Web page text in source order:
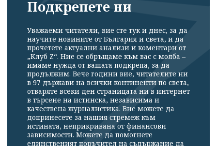
Подкрепете ни
Уважаеми читатели, вие сте тук и днес, за да
научите новините от България и света, и да
прочетете актуални анализи и коментари от
„Клуб Z“. Ние се обръщаме към вас с молба –
имаме нужда от вашата подкрепа, за да
продължим. Вече години вие, читателите ни
в 97 държави на всички континенти по света,
отваряте всеки ден страницата ни в интернет
в търсене на истинска, независима и
качествена журналистика. Вие можете да
допринесете за нашия стремеж към
истината, неприкривана от финансови
зависимости. Можете да помогнете
единственият поръчител на съдържание да